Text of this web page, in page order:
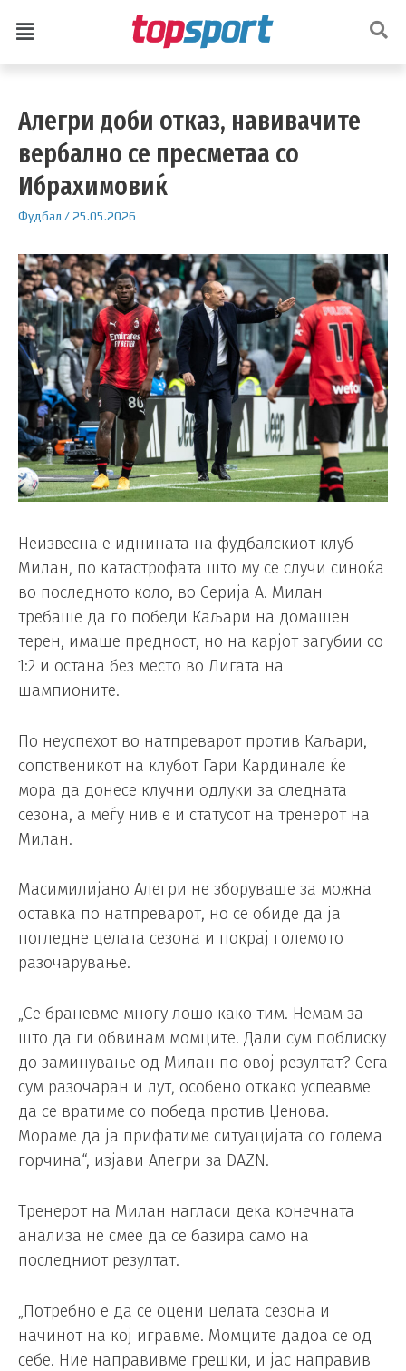
Алегри доби отказ, навивачите
вербално се пресметаа со
Ибрахимовиќ
Фудбал /25.05.2026
Неизвесна е иднината на фудбалскиот клуб
Милан, по катастрофата што му се случи синоќа
во последното коло, во Серија А. Милан
требаше да го победи Каљари на домашен
терен, имаше предност, но на карјот загубии со
1:2 и остана без место во Лигата на
шампионите.
По неуспехот во натпреварот против Каљари,
сопственикот на клубот Гари Кардинале ќе
мора да донесе клучни одлуки за следната
сезона, а меѓу нив е и статусот на тренерот на
Милан.
Масимилијано Алегри не зборуваше за можна
оставка по натпреварот, но се обиде да ја
погледне целата сезона и покрај големото
разочарување.
„Се браневме многу лошо како тим. Немам за
што да ги обвинам момците. Дали сум поблиску
до заминување од Милан по овој резултат? Сега
сум разочаран и лут, особено откако успеавме
да се вратиме со победа против Џенова.
Мораме да ја прифатиме ситуацијата со голема
горчина“, изјави Алегри за DAZN.
Тренерот на Милан нагласи дека конечната
анализа не смее да се базира само на
последниот резултат.
„Потребно е да се оцени целата сезона и
начинот на кој игравме. Момците дадоа се од
себе. Ние направивме грешки, и јас направив